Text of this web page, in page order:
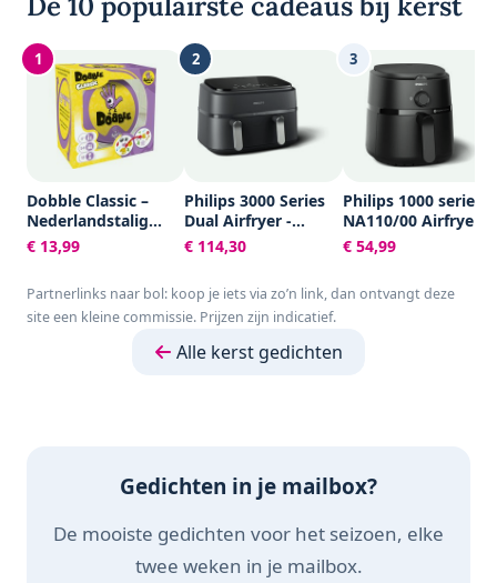
1
Dobble Classic –
Nederlandstalig
Kaartspel voor 2 tot
8 spelers - Leuk
jaar - Het
razendsnelle
€ 13,99
2
Philips 3000 Series
Dual Airfryer -
NA351/00 - Dubbele
Mand - 9L - Tot 6
Zwart/Zilver
€ 114,30
3
Philips 1000 series -
NA110/00 Airfryer -
3,2 l - RapidAir -
1300W
€ 54,99
Partnerlinks naar bol: koop je iets via zo’n link, dan ontvangt deze
site een kleine commissie. Prijzen zijn indicatief.
Alle kerst gedichten
Gedichten in je mailbox?
De mooiste gedichten voor het seizoen, elke
twee weken in je mailbox.